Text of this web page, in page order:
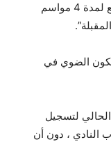
وأضاف: “اتفق اللاعب مع الأهلي على التوقيع لمدة 4 مواسم
الضوي في
لتسجيل
شباب النادي ، دون أن